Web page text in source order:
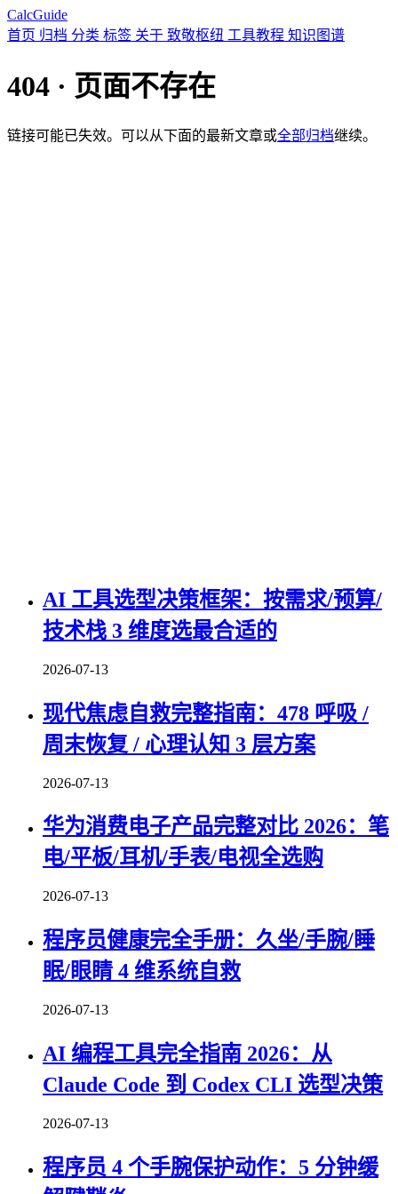
CalcGuide
首页 归档 分类 标签 关于 致敬枢纽 工具教程 知识图谱
404 · 页面不存在
链接可能已失效。可以从下面的最新文章或全部归档继续。
AI 工具选型决策框架：按需求/预算/
技术栈 3 维度选最合适的
2026-07-13
现代焦虑自救完整指南：478 呼吸 /
周末恢复 / 心理认知 3 层方案
2026-07-13
华为消费电子产品完整对比 2026：笔
电/平板/耳机/手表/电视全选购
2026-07-13
程序员健康完全手册：久坐/手腕/睡
眠/眼睛 4 维系统自救
2026-07-13
AI 编程工具完全指南 2026：从
Claude Code 到 Codex CLI 选型决策
2026-07-13
程序员 4 个手腕保护动作：5 分钟缓